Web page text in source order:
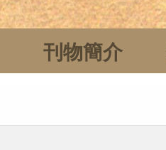
刊物簡介